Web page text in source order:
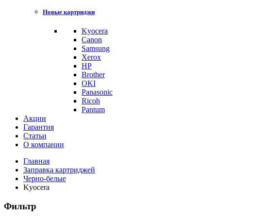
Новые картриджи
Kyocera
Canon
Samsung
Xerox
HP
Brother
OKI
Panasonic
Ricoh
Pantum
Акции
Гарантия
Статьи
О компании
Главная
Заправка картриджей
Черно-белые
Kyocera
Фильтр